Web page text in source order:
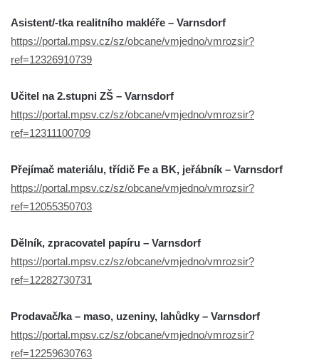
Asistent/-tka realitního makléře – Varnsdorf
https://portal.mpsv.cz/sz/obcane/vmjedno/vmrozsir?
ref=12326910739
Učitel na 2.stupni ZŠ – Varnsdorf
https://portal.mpsv.cz/sz/obcane/vmjedno/vmrozsir?
ref=12311100709
Přejímač materiálu, třídič Fe a BK, jeřábník – Varnsdorf
https://portal.mpsv.cz/sz/obcane/vmjedno/vmrozsir?
ref=12055350703
Dělník, zpracovatel papíru – Varnsdorf
https://portal.mpsv.cz/sz/obcane/vmjedno/vmrozsir?
ref=12282730731
Prodavač/ka – maso, uzeniny, lahůdky – Varnsdorf
https://portal.mpsv.cz/sz/obcane/vmjedno/vmrozsir?
ref=12259630763